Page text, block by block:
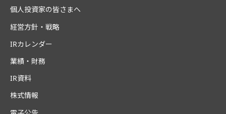
個人投資家の皆さまへ
経営方針・戦略
IRカレンダー
業績・財務
IR資料
株式情報